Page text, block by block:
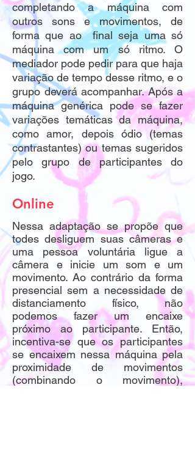
Online
completando a máquina com
outros sons e movimentos, de
forma que ao final seja uma só
máquina com um só ritmo. O
mediador pode pedir para que haja
variação de tempo desse ritmo, e o
grupo deverá acompanhar. Após a
máquina genérica pode se fazer
variações temáticas da máquina,
como amor, depois ódio (temas
contrastantes) ou temas sugeridos
pelo grupo de participantes do
jogo.
Nessa adaptação se propõe que
todes desliguem suas câmeras e
uma pessoa voluntária ligue a
câmera e inicie um som e um
movimento. Ao contrário da forma
presencial sem a necessidade de
distanciamento físico, não
podemos fazer um encaixe
próximo ao participante. Então,
incentiva-se que os participantes
se encaixem nessa máquina pela
proximidade de movimentos
(combinando o movimento),